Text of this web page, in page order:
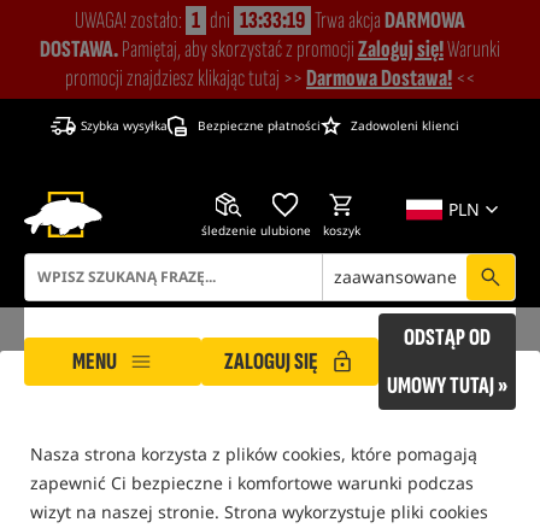
ROCKWORLD dba o Twoją prywatność!
Nasza strona korzysta z plików cookies, które pomagają
zapewnić Ci bezpieczne i komfortowe warunki podczas
wizyt na naszej stronie. Strona wykorzystuje pliki cookies
UWAGA! zostało: 1 dni 13:33:18 Trwa akcjaDARMOWA
DOSTAWA.Pamiętaj, aby skorzystać z promocjiZaloguj się!Warunki
promocji znajdziesz klikając tutaj >>Darmowa Dostawa! <<
Szybka wysyłka Bezpieczne płatności Zadowoleni klienci
PLN
śledzenie ulubione koszyk
zaawansowane
MENU ZALOGUJ SIĘ
ODSTĄP OD
UMOWY TUTAJ »
Produkty producenta NawiPoland
tylko produkty na"naszym magazynie"